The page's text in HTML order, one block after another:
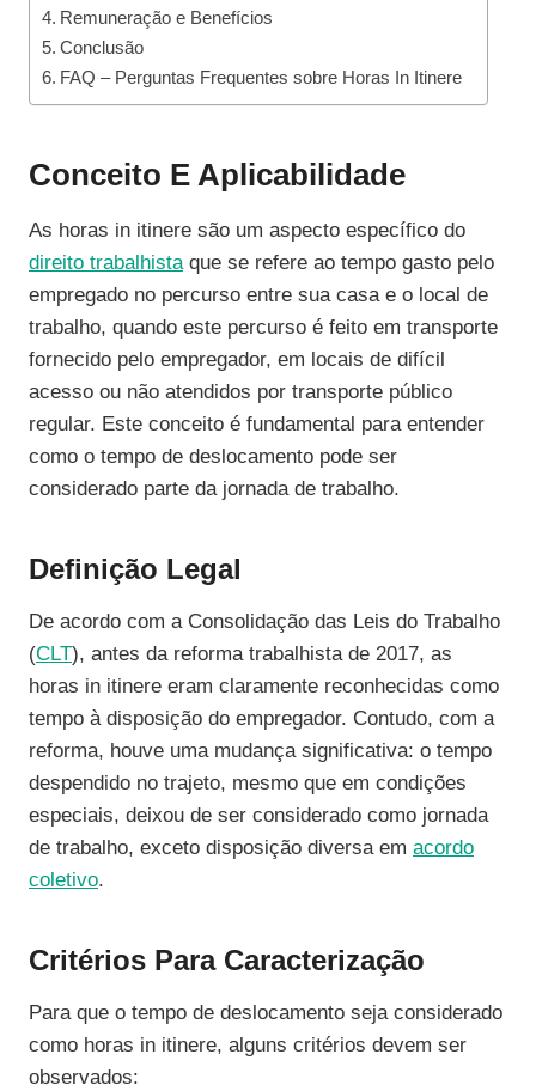
Remuneração e Benefícios
Conclusão
FAQ – Perguntas Frequentes sobre Horas In Itinere
Conceito E Aplicabilidade
As horas in itinere são um aspecto específico do
direito trabalhistaque se refere ao tempo gasto pelo
empregado no percurso entre sua casa e o local de
trabalho, quando este percurso é feito em transporte
fornecido pelo empregador, em locais de difícil
acesso ou não atendidos por transporte público
regular. Este conceito é fundamental para entender
como o tempo de deslocamento pode ser
considerado parte da jornada de trabalho.
Definição Legal
De acordo com a Consolidação das Leis do Trabalho
(CLT), antes da reforma trabalhista de 2017, as
horas in itinere eram claramente reconhecidas como
tempo à disposição do empregador. Contudo, com a
reforma, houve uma mudança significativa: o tempo
despendido no trajeto, mesmo que em condições
especiais, deixou de ser considerado como jornada
de trabalho, exceto disposição diversa em acordo
coletivo.
Critérios Para Caracterização
Para que o tempo de deslocamento seja considerado
como horas in itinere, alguns critérios devem ser
observados: